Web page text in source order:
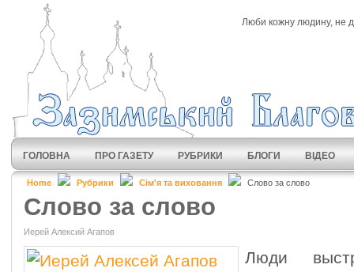
Люби кожну людину, не
ГОЛОВНА ПРО ГАЗЕТУ РУБРИКИ БЛОГИ ВІДЕО
Home Рубрики Сім'я та виховання Слово за слово
Слово за слово
Иерей Алексий Агапов
Люди